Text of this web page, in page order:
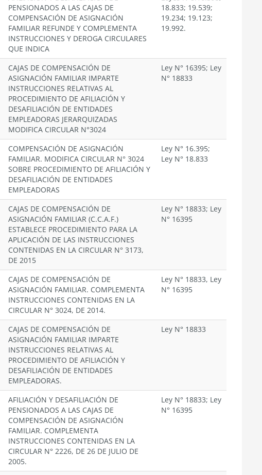
PENSIONADOS A LAS CAJAS DE
COMPENSACIÓN DE ASIGNACIÓN
FAMILIAR REFUNDE Y COMPLEMENTA
INSTRUCCIONES Y DEROGA CIRCULARES
QUE INDICA
18.833; 19.539;
19.234; 19.123;
19.992.
CAJAS DE COMPENSACIÓN DE
ASIGNACIÓN FAMILIAR IMPARTE
INSTRUCCIONES RELATIVAS AL
PROCEDIMIENTO DE AFILIACIÓN Y
DESAFILIACIÓN DE ENTIDADES
EMPLEADORAS JERARQUIZADAS
MODIFICA CIRCULAR N°3024
Ley N° 16395; Ley
N° 18833
COMPENSACIÓN DE ASIGNACIÓN
FAMILIAR. MODIFICA CIRCULAR N° 3024
SOBRE PROCEDIMIENTO DE AFILIACIÓN Y
DESAFILIACIÓN DE ENTIDADES
EMPLEADORAS
Ley N° 16.395;
Ley N° 18.833
CAJAS DE COMPENSACIÓN DE
ASIGNACIÓN FAMILIAR (C.C.A.F.)
ESTABLECE PROCEDIMIENTO PARA LA
APLICACIÓN DE LAS INSTRUCCIONES
CONTENIDAS EN LA CIRCULAR N° 3173,
DE 2015
Ley N° 18833; Ley
N° 16395
CAJAS DE COMPENSACIÓN DE
ASIGNACIÓN FAMILIAR. COMPLEMENTA
INSTRUCCIONES CONTENIDAS EN LA
CIRCULAR N° 3024, DE 2014.
Ley N° 18833, Ley
N° 16395
CAJAS DE COMPENSACIÓN DE
ASIGNACIÓN FAMILIAR IMPARTE
INSTRUCCIONES RELATIVAS AL
PROCEDIMIENTO DE AFILIACIÓN Y
DESAFILIACIÓN DE ENTIDADES
EMPLEADORAS.
Ley N° 18833
AFILIACIÓN Y DESAFILIACIÓN DE
PENSIONADOS A LAS CAJAS DE
COMPENSACIÓN DE ASIGNACIÓN
FAMILIAR. COMPLEMENTA
INSTRUCCIONES CONTENIDAS EN LA
CIRCULAR N° 2226, DE 26 DE JULIO DE
2005.
Ley N° 18833; Ley
N° 16395